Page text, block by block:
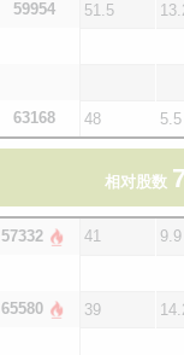
59954 51.5
63168 48 5.5
相对股数
57332 41 9.9
65580 39